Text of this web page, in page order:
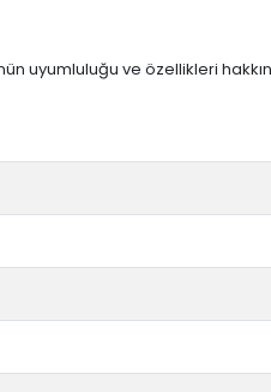
uyumluluğu ve özellikleri